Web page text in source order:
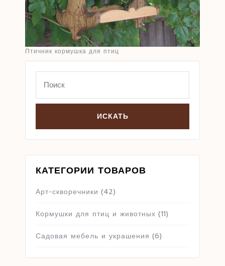
Птичник кормушка для птиц
for:
КАТЕГОРИИ ТОВАРОВ
Арт-скворечники (42)
Кормушки для птиц и животных (11)
Садовая мебель и украшения (6)